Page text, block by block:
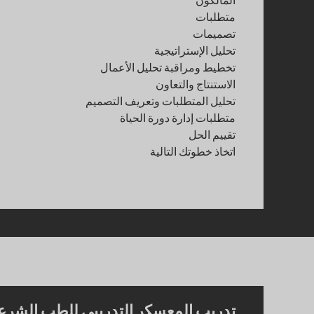
متطلبات
تصميمات
تحليل الإستراتيجية
تخطيط ومراقبة تحليل الأعمال
الاستنتاج والتعاون
تحليل المتطلبات وتعريف التصميم
متطلبات إدارة دورة الحياة
تقييم الحل
اتخاذ خطوتك التالية
تدريب المعسكر التدريبي للطب